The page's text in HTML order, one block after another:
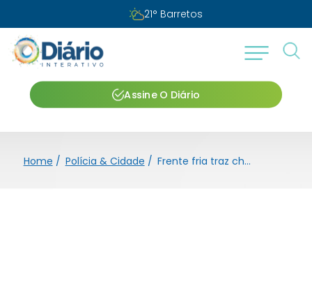
21° Barretos
Assine O Diário
Home / Polícia & Cidade / Frente fria traz chuvas até quinta-feira em Barretos